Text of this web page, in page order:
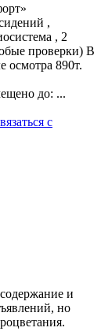
,
, 2
проверки) В
осмотра 890т.
до: ...
с
и
но